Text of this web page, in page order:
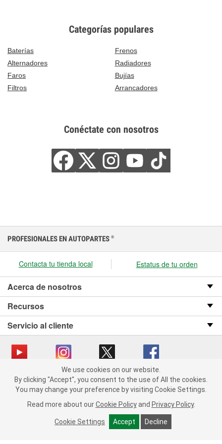
Categorías populares
Baterías
Frenos
Alternadores
Radiadores
Faros
Bujías
Filtros
Arrancadores
Conéctate con nosotros
We use cookies on our website. By clicking "Accept", you consent
to the use of All the cookies.
You may change your preference by visiting Cookie Settings.
Read more about our Cookie Policy and Privacy Policy.
Cookie Settings Accept Decline
PROFESIONALES EN AUTOPARTES ®
Contacta tu tienda local Estatus de tu orden
Acerca de nosotros
Recursos
Servicio al cliente
Copyright © 2008-2026 O’Reilly Auto Parts v OST_3.2.0.0.729 (3) cv1361
catalog_main
Política de privacidad
Ley de transparencia en las cadenas de suministro
We use cookies on our website.
By clicking "Accept", you consent to the use of All the cookies.
You may change your preference by visiting Cookie Settings.
Read more about our Cookie Policy and Privacy Policy.
Cookie Settings Accept Decline